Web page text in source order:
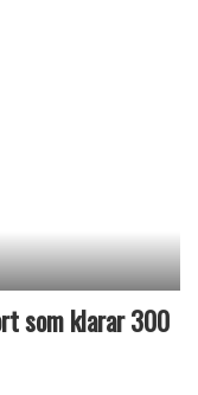
som klarar 300